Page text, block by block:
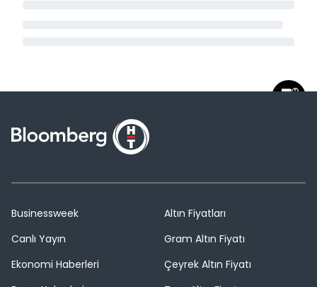
Businessweek
Canlı Yayın
Ekonomi Haberleri
Altın Fiyatları
Gram Altın Fiyatı
Çeyrek Altın Fiyatı